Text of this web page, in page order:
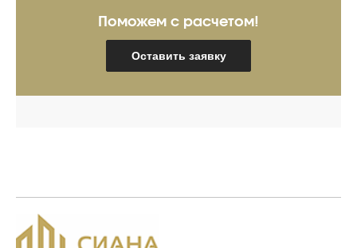
Поможем с расчетом!
Оставить заявку